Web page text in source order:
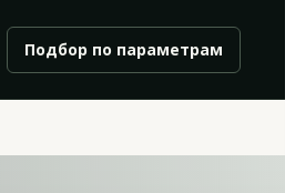
Подбор по параметрам